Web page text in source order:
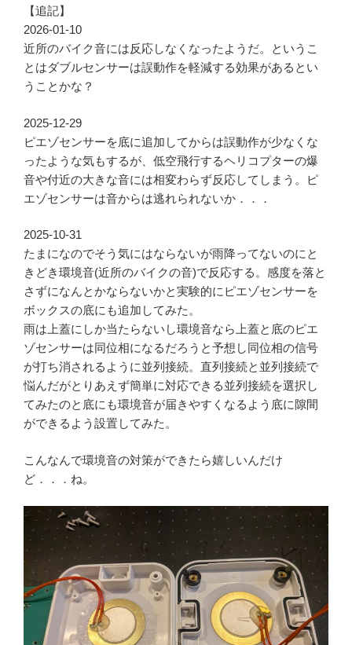
【追記】
2026-01-10
近所のバイク音には反応しなくなったようだ。というこ
とはダブルセンサーは誤動作を軽減する効果があるとい
うことかな？
2025-12-29
ピエゾセンサーを底に追加してからは誤動作が少なくな
ったような気もするが、低空飛行するヘリコプターの爆
音や付近の大きな音には相変わらず反応してしまう。ピ
エゾセンサーは音からは逃れられないか．．．
2025-10-31
たまになのでそう気にはならないが雨降ってないのにと
きどき環境音(近所のバイクの音)で反応する。感度を落と
さずになんとかならないかと実験的にピエゾセンサーを
ボックスの底にも追加してみた。
雨は上蓋にしか当たらないし環境音なら上蓋と底のピエ
ゾセンサーは同位相になるだろうと予想し同位相の信号
が打ち消されるように並列接続。直列接続と並列接続で
悩んだがとりあえず簡単に対応できる並列接続を選択し
てみたのと底にも環境音が届きやすくなるよう底に隙間
ができるよう設置してみた。
こんなんで環境音の対策ができたら嬉しいんだけ
ど．．．ね。